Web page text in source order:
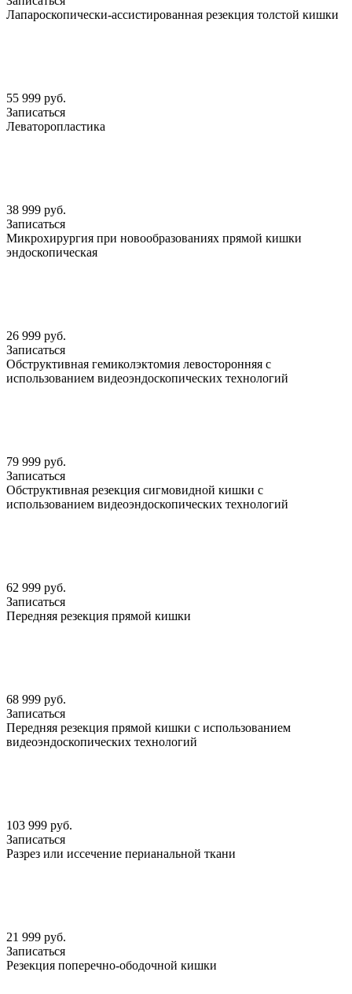
Лапароскопически-ассистированная резекция толстой кишки
55 999 руб.
Записаться
Леваторопластика
38 999 руб.
Записаться
Микрохирургия при новообразованиях прямой кишки
эндоскопическая
26 999 руб.
Записаться
Обструктивная гемиколэктомия левосторонняя с
использованием видеоэндоскопических технологий
79 999 руб.
Записаться
Обструктивная резекция сигмовидной кишки с
использованием видеоэндоскопических технологий
62 999 руб.
Записаться
Передняя резекция прямой кишки
68 999 руб.
Записаться
Передняя резекция прямой кишки с использованием
видеоэндоскопических технологий
103 999 руб.
Записаться
Разрез или иссечение перианальной ткани
21 999 руб.
Записаться
Резекция поперечно-ободочной кишки